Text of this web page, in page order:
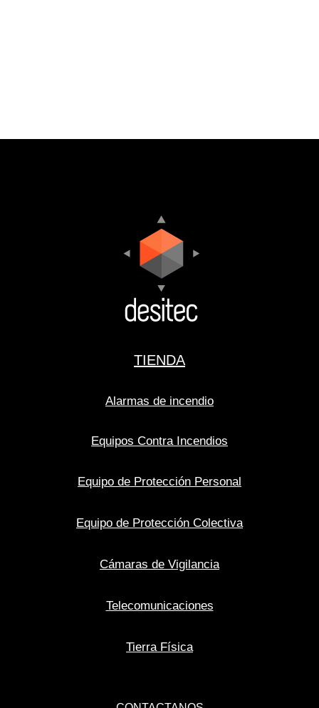
TIENDA
Alarmas de incendio
Equipos Contra Incendios
Equipo de Protección Personal
Equipo de Protección Colectiva
Cámaras de Vigilancia
Telecomunicaciones
Tierra Física